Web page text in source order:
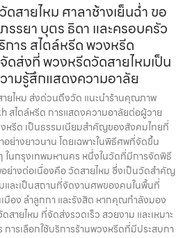
สายไหม ศาลาช้างเย็นฉ่ำ ขอ
รยา บุตร ธิดา และครอบครัว
การ สไตล์หรีด พวงหรีด
ดส่งที่ พวงหรีดวัดสายไหมเป็น
ามรู้สึกแสดงความอาลัย
ยไหม ส่งด่วนถึงวัด แนะนำร้านคุณภาพ
สไตล์หรีด การแสดงความอาลัยต่อผู้วาย
หรีด เป็นธรรมเนียมสำคัญของสังคมไทยที่
ย่างยาวนาน โดยเฉพาะในพิธีศพที่จัดขึ้น
ในกรุงเทพมหานคร หนึ่งในวัดที่มีการจัดพิธี
างต่อเนื่องคือ วัดสายไหม ซึ่งเป็นวัดสำคัญ
มและเป็นสถานที่จัดงานศพของคนในพื้นที่
มือง ลำลูกกา และรังสิต หากคุณกำลังมอง
สายไหม ที่จัดส่งรวดเร็ว สวยงาม และเหมาะ
ารเลือกใช้บริการร้านพวงหรีดที่มีประสบกา